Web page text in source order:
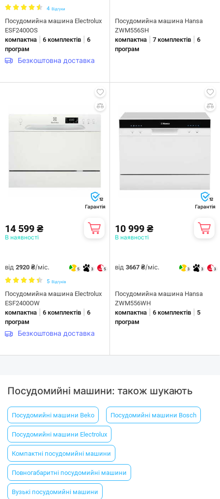
4 Відгуки
Посудомийна машина Electrolux
ESF2400OS
компактна
6 комплектів
6
програм
Безкоштовна доставка
Посудомийна машина Hansa
ZWM556SH
компактна
7 комплектів
6
програм
12
Гарантія
14 599 ₴
В наявності
від 2920 ₴/міс. 5 3 5
5 Відгуків
Посудомийна машина Electrolux
ESF2400OW
компактна
6 комплектів
6
програм
Безкоштовна доставка
12
Гарантія
10 999 ₴
В наявності
від 3667 ₴/міс. 3 3 3
Посудомийна машина Hansa
ZWM556WH
компактна
6 комплектів
5
програм
Посудомийні машини: також шукають
Посудомийні машини Beko Посудомийні машини Bosch
Посудомийні машини Electrolux
Компактні посудомийні машини
Повногабаритні посудомийні машини
Вузькі посудомийні машини